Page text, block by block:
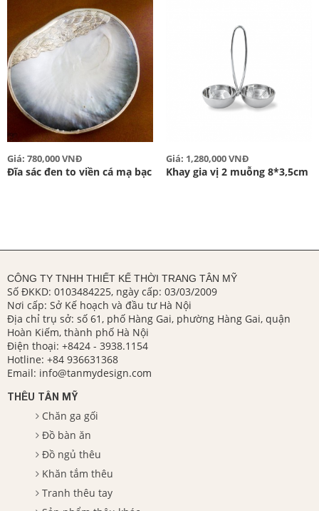
Giá: 780,000 VNĐ
Đĩa sác đen to viền cá mạ bạc
Giá: 1,280,000 VNĐ
Khay gia vị 2 muỗng 8*3,5cm
CÔNG TY TNHH THIẾT KẾ THỜI TRANG TÂN MỸ
Số ĐKKD: 0103484225, ngày cấp: 03/03/2009
Nơi cấp: Sở Kế hoạch và đầu tư Hà Nội
Địa chỉ trụ sở: số 61, phố Hàng Gai, phường Hàng Gai, quận
Hoàn Kiếm, thành phố Hà Nội
Điện thoại: +8424 - 3938.1154
Hotline: +84 936631368
Email: info@tanmydesign.com
THÊU TÂN MỸ
Chăn ga gối
Đồ bàn ăn
Đồ ngủ thêu
Khăn tắm thêu
Tranh thêu tay